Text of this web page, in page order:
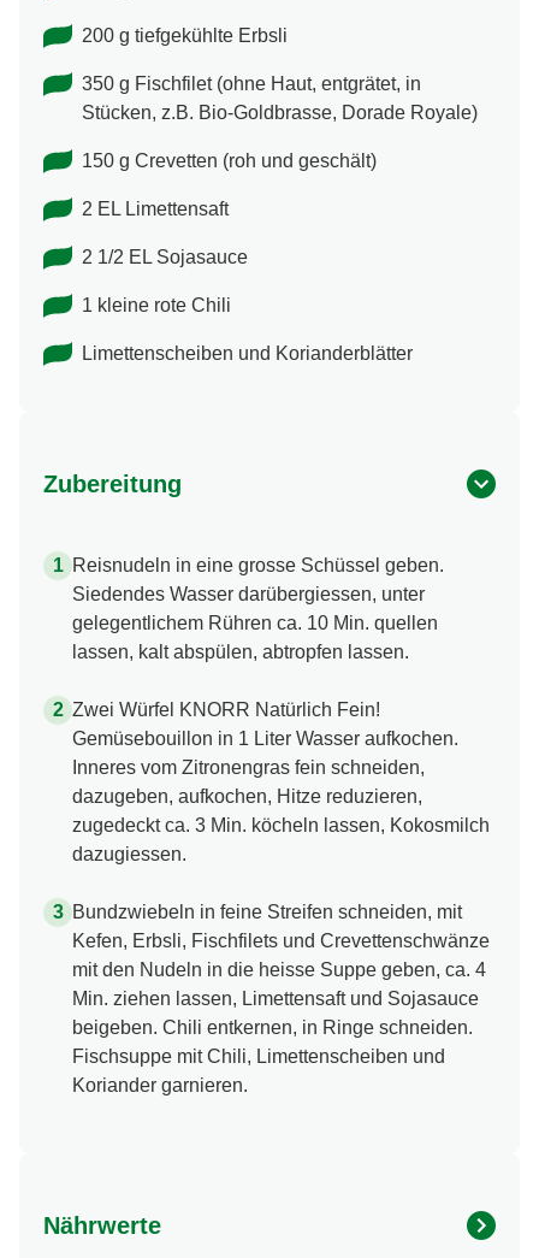
200 g tiefgekühlte Erbsli
350 g Fischfilet (ohne Haut, entgrätet, in
Stücken, z.B. Bio-Goldbrasse, Dorade Royale)
150 g Crevetten (roh und geschält)
2 EL Limettensaft
2 1/2 EL Sojasauce
1 kleine rote Chili
Limettenscheiben und Korianderblätter
Zubereitung
Reisnudeln in eine grosse Schüssel geben.
Siedendes Wasser darübergiessen, unter
gelegentlichem Rühren ca. 10 Min. quellen
lassen, kalt abspülen, abtropfen lassen.
Zwei Würfel KNORR Natürlich Fein!
Gemüsebouillon in 1 Liter Wasser aufkochen.
Inneres vom Zitronengras fein schneiden,
dazugeben, aufkochen, Hitze reduzieren,
zugedeckt ca. 3 Min. köcheln lassen, Kokosmilch
dazugiessen.
Bundzwiebeln in feine Streifen schneiden, mit
Kefen, Erbsli, Fischfilets und Crevettenschwänze
mit den Nudeln in die heisse Suppe geben, ca. 4
Min. ziehen lassen, Limettensaft und Sojasauce
beigeben. Chili entkernen, in Ringe schneiden.
Fischsuppe mit Chili, Limettenscheiben und
Koriander garnieren.
Nährwerte